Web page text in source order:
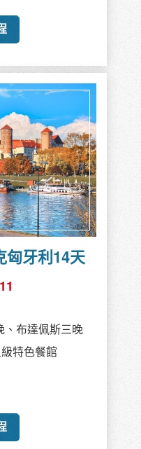
匈牙利14天
、布達佩斯三晚
特色餐館